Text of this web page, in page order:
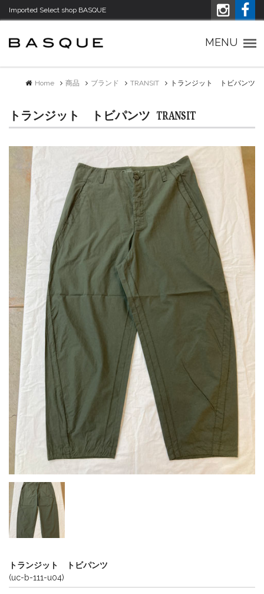
Imported Select shop BASQUE
MENU
Home 商品 ブランド TRANSIT トランジット トビパンツ
トランジット トビパンツ TRANSIT
トランジット トビパンツ
(uc-b-111-u04)